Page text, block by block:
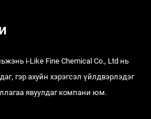
i-Like Fine Chemical Co., Ltd нь
гэр ахуйн хэрэгсэл үйлдвэрлэдэг
явуулдаг компани юм.